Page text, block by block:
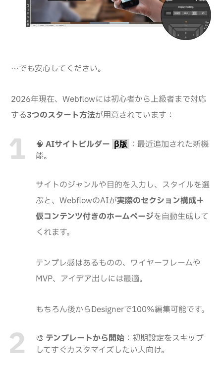
…でも安心してください。
2026年現在、Webflowには初心者から上級者まで対応
する3つのスタート方法が用意されています：
🧠AIサイトビルダー β版 ：最近追加された新機
能。
サイトのジャンルや目的を入力し、スタイルを選
ぶと、WebflowのAIが実際のセクション構成＋
仮コンテンツ付きのホームページを自動生成して
くれます。
テンプレ感はあるものの、ワイヤーフレームや
MVP、アイデア出しには最適。
もちろん後からDesignerで100%編集可能です。
🎨 テンプレートから開始 ：初期設定をスキップ
してすぐカスタマイズしたい人向け。